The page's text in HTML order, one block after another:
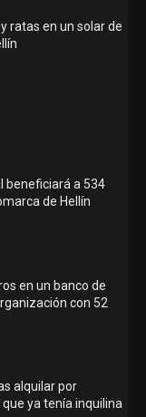
ratas en un solar de
beneficiará a 534
de Hellín
en un banco de
con 52
alquilar por
ya tenía inquilina